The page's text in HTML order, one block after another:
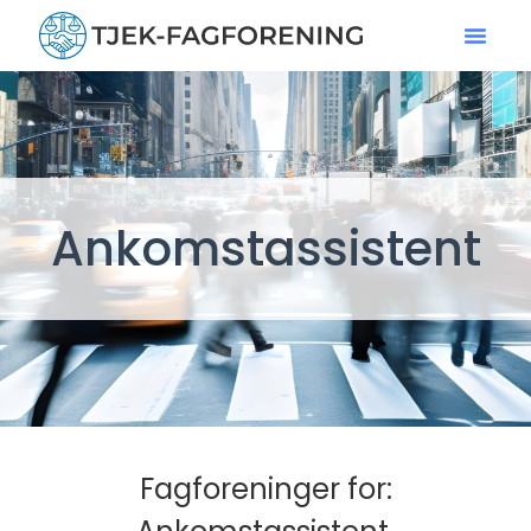
Ankomstassistent
Fagforeninger for: